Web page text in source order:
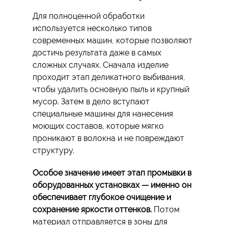
Для полноценной обработки
используется несколько типов
современных машин, которые позволяют
достичь результата даже в самых
сложных случаях. Сначала изделие
проходит этап деликатного выбивания,
чтобы удалить основную пыль и крупный
мусор. Затем в дело вступают
специальные машины для нанесения
моющих составов, которые мягко
проникают в волокна и не повреждают
структуру.
Особое значение имеет этап промывки в
оборудованных установках — именно он
обеспечивает глубокое очищение и
сохранение яркости оттенков. Потом
материал отправляется в зоны для